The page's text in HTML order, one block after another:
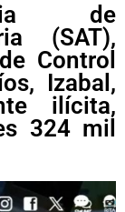
de
(SAT),
Control
Izabal,
ilícita,
324 mil